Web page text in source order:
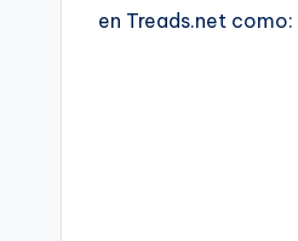
en Treads.net como: